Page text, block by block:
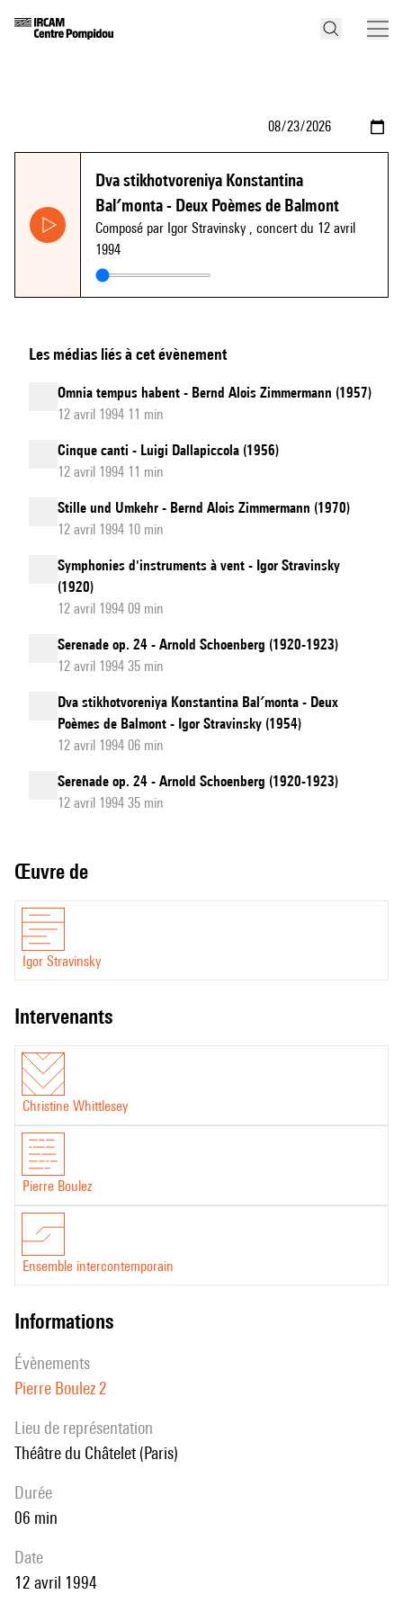
Dva stikhotvoreniya Konstantina
Bal′monta - Deux Poèmes de Balmont
Composé par Igor Stravinsky , concert du 12 avril
1994
Les médias liés à cet évènement
Omnia tempus habent - Bernd Alois Zimmermann (1957)
12 avril 1994 11 min
Cinque canti - Luigi Dallapiccola (1956)
12 avril 1994 11 min
Stille und Umkehr - Bernd Alois Zimmermann (1970)
12 avril 1994 10 min
Symphonies d'instruments à vent - Igor Stravinsky
(1920)
12 avril 1994 09 min
Serenade op. 24 - Arnold Schoenberg (1920-1923)
12 avril 1994 35 min
Dva stikhotvoreniya Konstantina Bal′monta - Deux
Poèmes de Balmont - Igor Stravinsky (1954)
12 avril 1994 06 min
Serenade op. 24 - Arnold Schoenberg (1920-1923)
12 avril 1994 35 min
Œuvre de
Igor Stravinsky
intervenants
Christine Whittlesey
Pierre Boulez
Ensemble intercontemporain
informations
évènements
Pierre Boulez 2
Lieu de représentation
Théâtre du Châtelet (Paris)
durée
06 min
date
12 avril 1994